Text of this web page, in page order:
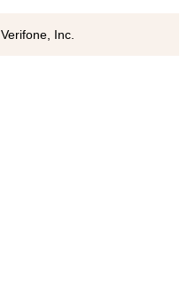
Verifone, Inc.